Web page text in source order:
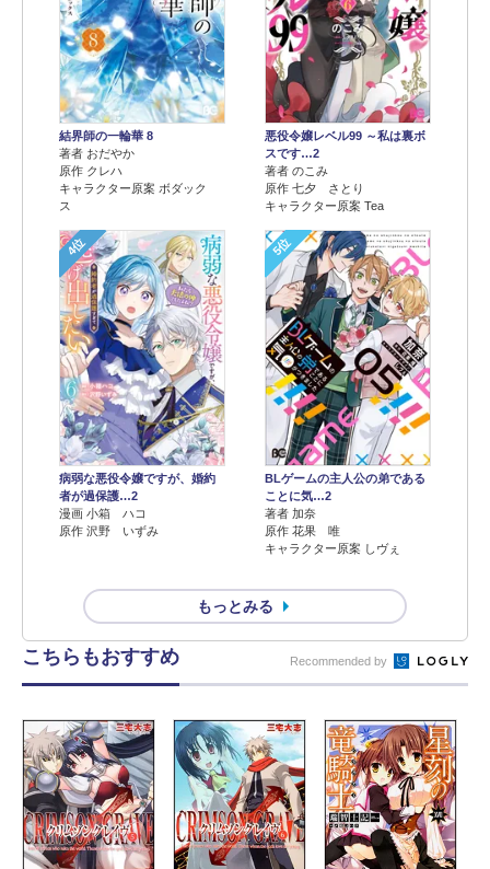
結界師の一輪華 8
著者 おだやか
原作 クレハ
キャラクター原案 ボダック
ス
悪役令嬢レベル99 ～私は裏ボ
スです…2
著者 のこみ
原作 七夕 さとり
キャラクター原案 Tea
4位
病弱な悪役令嬢ですが、婚約
者が過保護…2
漫画 小箱 ハコ
原作 沢野 いずみ
5位
BLゲームの主人公の弟である
ことに気…2
著者 加奈
原作 花果 唯
キャラクター原案 しヴぇ
もっとみる
こちらもおすすめ Recommended by